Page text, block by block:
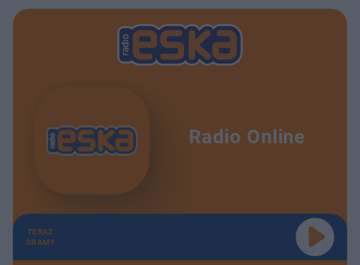
Radio Online
TERAZ
GRAMY